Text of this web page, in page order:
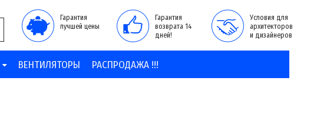
Гарантия
лучшей цены
Гарантия
возврата 14
дней!
Условия для
архитекторов
и дизайнеров
ВЕНТИЛЯТОРЫ РАСПРОДАЖА !!!